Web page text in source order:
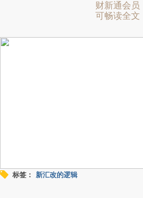
财新通会员
可畅读全文
标签： 新汇改的逻辑